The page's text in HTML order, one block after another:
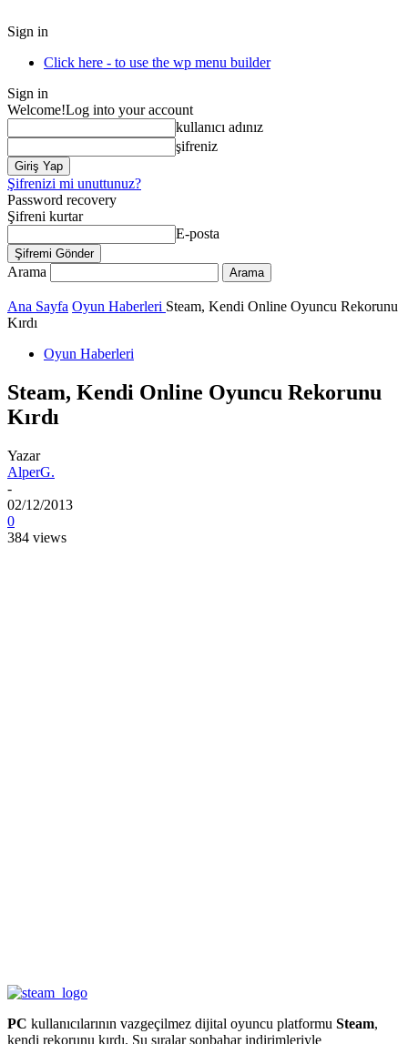
Sign in
Click here - to use the wp menu builder
Sign in
Welcome!Log into your account
kullanıcı adınız
şifreniz
Şifrenizi mi unuttunuz?
Password recovery
Şifreni kurtar
E-posta
Arama
Ana Sayfa Oyun Haberleri Steam, Kendi Online Oyuncu Rekorunu
Kırdı
Oyun Haberleri
Steam, Kendi Online Oyuncu Rekorunu
Kırdı
Yazar
AlperG.
-
02/12/2013
0
384 views
PC kullanıcılarının vazgeçilmez dijital oyuncu platformu Steam,
kendi rekorunu kırdı. Şu sıralar sonbahar indirimleriyle